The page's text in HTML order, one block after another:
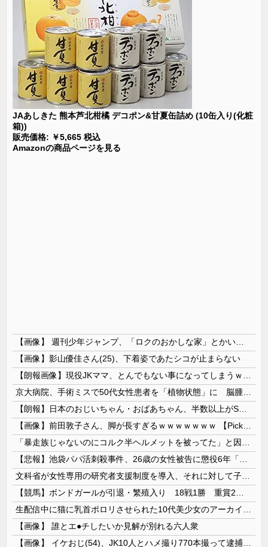
JAあしきた 熊本芦北柑橘 デコポン&甘夏缶詰め (10缶入り(化粧
箱))
販売価格: ￥5,665 税込
Amazonの商品ページを見る
【画像】影山優佳さん(25)、下着姿であたシコが止まらない
【画像】 誰とエ●チしたいか見解が別れる六人衆